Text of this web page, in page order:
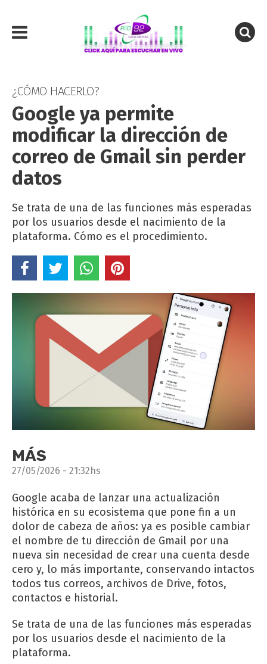
¿CÓMO HACERLO?
Google ya permite
modificar la dirección de
correo de Gmail sin perder
datos
Se trata de una de las funciones más esperadas
por los usuarios desde el nacimiento de la
plataforma. Cómo es el procedimiento.
MÁS
27/05/2026 - 21:32hs
Google acaba de lanzar una actualización
histórica en su ecosistema que pone fin a un
dolor de cabeza de años: ya es posible cambiar
el nombre de tu dirección de Gmail por una
nueva sin necesidad de crear una cuenta desde
cero y, lo más importante, conservando intactos
todos tus correos, archivos de Drive, fotos,
contactos e historial.
Se trata de una de las funciones más esperadas
por los usuarios desde el nacimiento de la
plataforma.